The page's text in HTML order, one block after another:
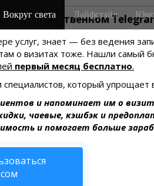
на собственном
услуг, знает — без ведения
о визитах тоже. Нашли самый
первый месяц бесплатно.
который упрощает
и напоминает им о
чаевые, кэшбэк и
и помогает больше
Вокруг света Лайфстайл